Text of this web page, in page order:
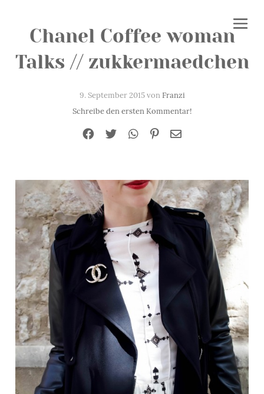
Chanel Coffee woman
Talks // zukkermaedchen
9. September 2015 vonFranzi
Schreibe den ersten Kommentar!